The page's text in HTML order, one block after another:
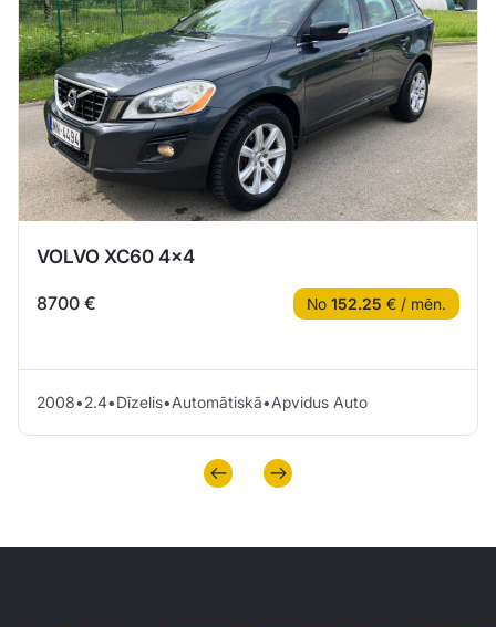
VOLVO XC60 4×4
8700 € No 152.25 € / mēn.
2008•2.4•Dīzelis•Automātiskā•Apvidus Auto